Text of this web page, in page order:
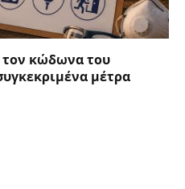
τον κώδωνα του
μέτρα